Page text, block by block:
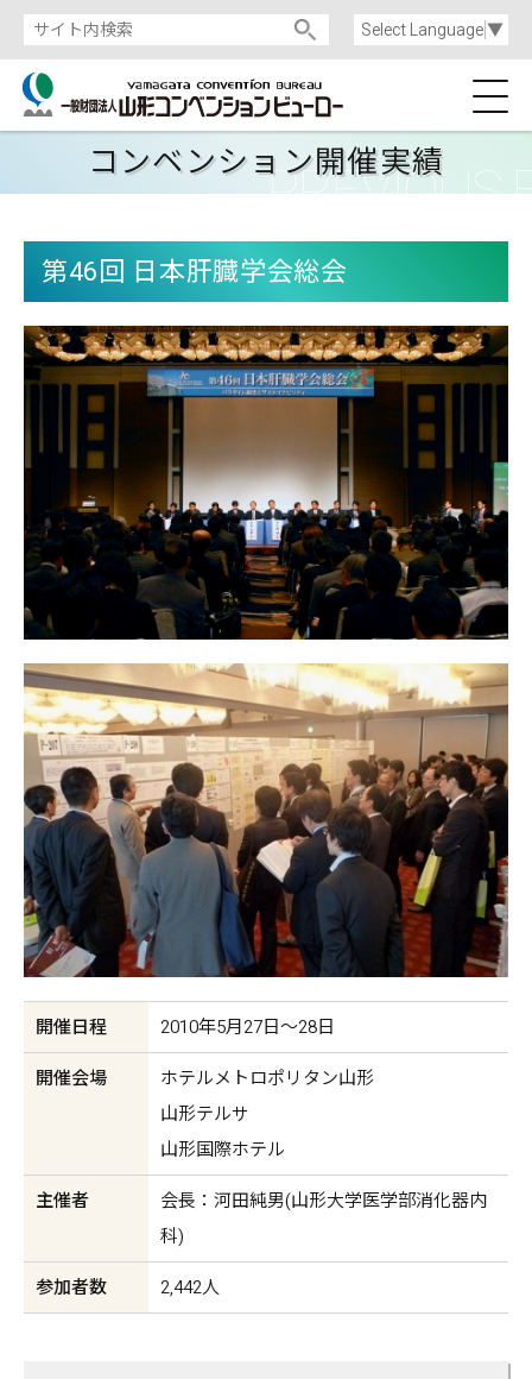
Select Language▼
コンベンション開催実績
第46回 日本肝臓学会総会
開催日程 2010年5月27日〜28日
開催会場
ホテルメトロポリタン山形
山形テルサ
山形国際ホテル
主催者
会長：河田純男(山形大学医学部消化器内
科)
参加者数 2,442人